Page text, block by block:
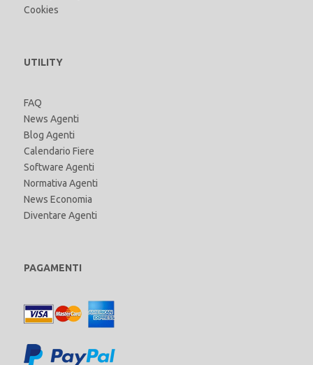
Cookies
UTILITY
FAQ
News Agenti
Blog Agenti
Calendario Fiere
Software Agenti
Normativa Agenti
News Economia
Diventare Agenti
PAGAMENTI